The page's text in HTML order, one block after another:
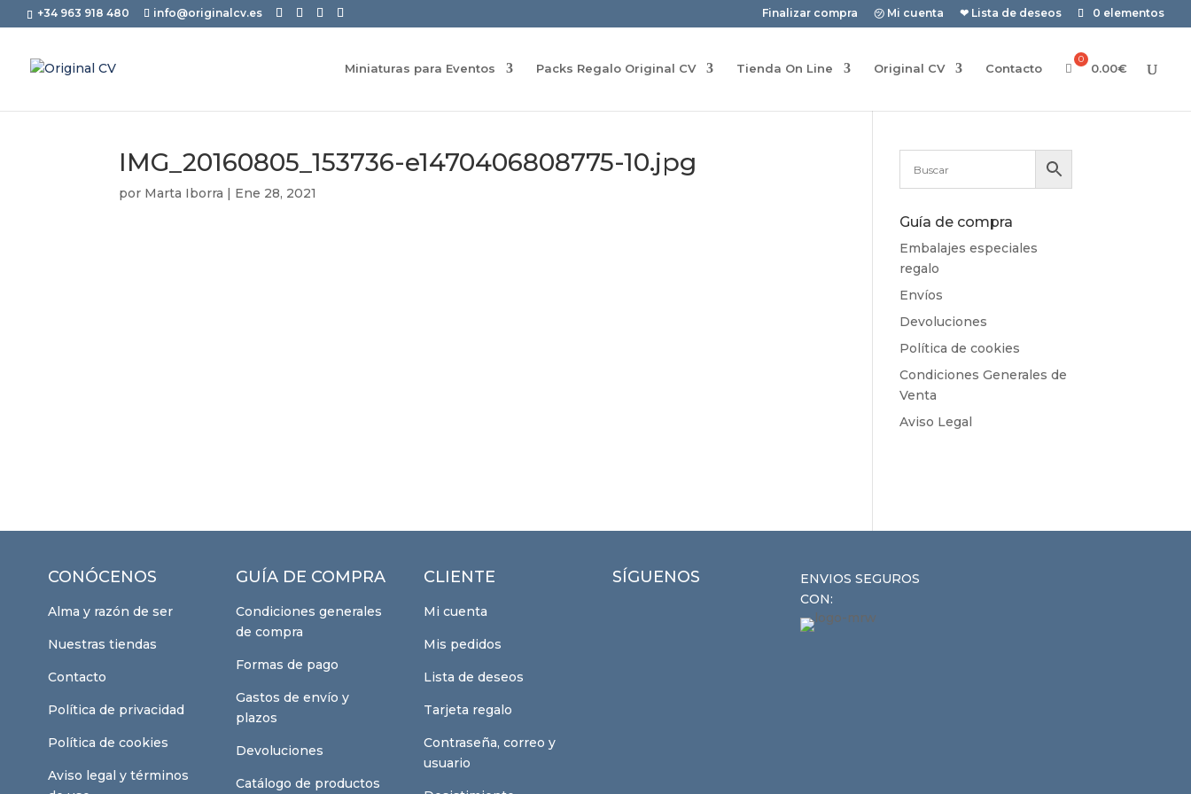
+34 963 918 480 info@originalcv.es Finalizar compra ㋡ Mi cuenta ❤ Lista de deseos 0 elementos
Miniaturas para Eventos Packs Regalo Original CV Tienda On Line Original CV Contacto 0.00€
IMG_20160805_153736-e1470406808775-10.jpg
por Marta Iborra | Ene 28, 2021
Guía de compra
Embalajes especiales
regalo
Envíos
Devoluciones
Política de cookies
Condiciones Generales de
Venta
Aviso Legal
CONÓCENOS
Alma y razón de ser
Nuestras tiendas
Contacto
Política de privacidad
Política de cookies
Aviso legal y términos
GUÍA DE COMPRA
Condiciones generales
de compra
Formas de pago
Gastos de envío y
plazos
Devoluciones
Catálogo de productos
CLIENTE
Mi cuenta
Mis pedidos
Lista de deseos
Tarjeta regalo
Contraseña, correo y
usuario
SÍGUENOS
ENVIOS SEGUROS
CON: